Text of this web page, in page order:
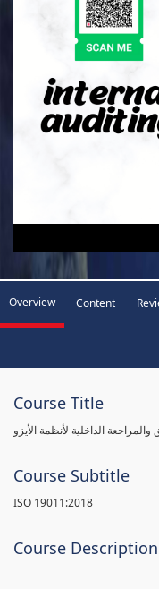
Overview Content
Course Title
والمراجعة الداخلية لأنظمة الأيزو
Course Subtitle
ISO 19011:2018
Course Description